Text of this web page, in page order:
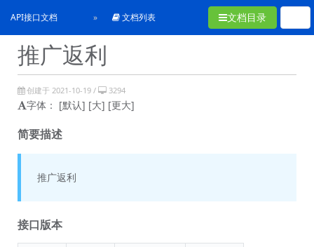
API接口文档 文档列表 文档目录
推广返利
创建于 2021-10-19 / 3294
字体： [默认] [大] [更大]
简要描述
推广返利
接口版本